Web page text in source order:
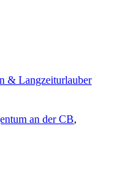
& Langzeiturlauber
an der CB,